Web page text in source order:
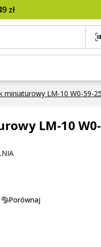
zł
miniaturowy LM-10 W0-59-
LM-10 W0-
Porównaj